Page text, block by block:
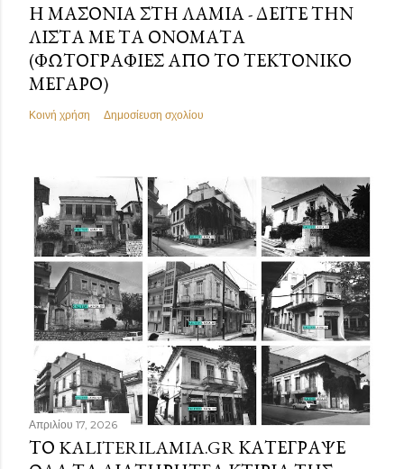
Η ΜΑΣΟΝΊΑ ΣΤΗ ΛΑΜΊΑ - ΔΕΊΤΕ ΤΗΝ
ΛΊΣΤΑ ΜΕ ΤΑ ΟΝΌΜΑΤΑ
(ΦΩΤΟΓΡΑΦΊΕΣ ΑΠΌ ΤΟ ΤΕΚΤΟΝΙΚΌ
ΜΈΓΑΡΟ)
Κοινή χρήση Δημοσίευση σχολίου
Απριλίου 17, 2026
ΤΟ KALITERILAMIA.GR ΚΑΤΈΓΡΑΨΕ